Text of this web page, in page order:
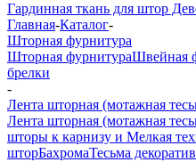
Гардинная ткань для штор
Главная-Каталог-
Шторная фурнитура
Шторная фурнитураШвейная
брелки
-
Лента шторная (мотажная
Лента шторная (мотажная
шторы к карнизу и Мелкая
шторБахромаТесьма